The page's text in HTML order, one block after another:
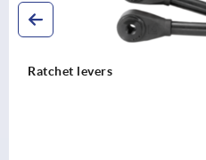
Tension levers